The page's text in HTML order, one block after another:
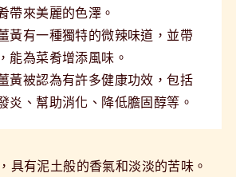
帶來美麗的色澤。
黃有一種獨特的微辣味道，並帶
能為菜肴增添風味。
黃被認為有許多健康功效，包括
炎、幫助消化、降低膽固醇等。
具有泥土般的香氣和淡淡的苦味。